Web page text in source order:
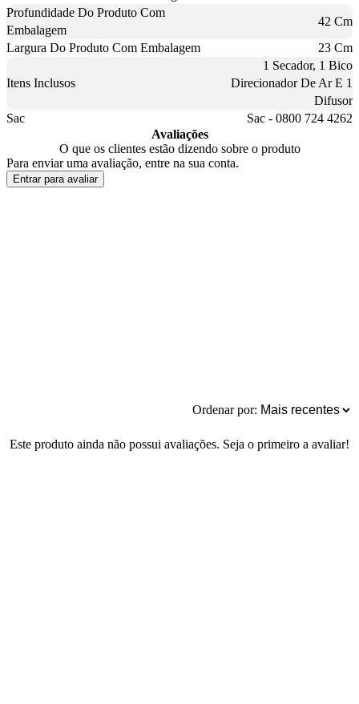
Profundidade Do Produto Com
Embalagem
42 Cm
Largura Do Produto Com Embalagem
23 Cm
Itens Inclusos
1 Secador, 1 Bico
Direcionador De Ar E 1
Difusor
Sac
Sac - 0800 724 4262
Avaliações
O que os clientes estão dizendo sobre o produto
Para enviar uma avaliação, entre na sua conta.
Entrar para avaliar
Ordenar por:
Este produto ainda não possui avaliações. Seja o primeiro a avaliar!